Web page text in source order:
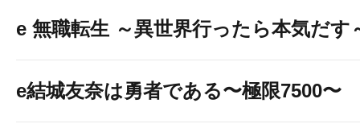
e 無職転生 ～異世界行ったら本気だす
e結城友奈は勇者である〜極限7500〜